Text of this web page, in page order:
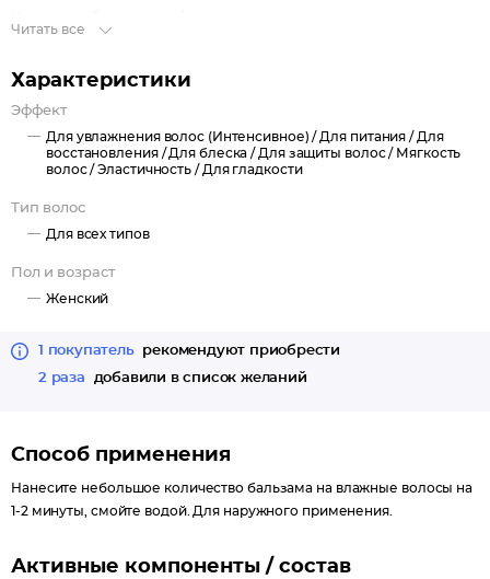
воздействий окружающей среды. Результатом применения
косметики с маслом кокоса является бархатистая, мягкая и
гладкая кожа и блестящие волосы.
повышает выработку коллагена и эластина.
Читать все
Характеристики
Эффект
Для увлажнения волос (Интенсивное) / Для питания / Для
восстановления /Для блеска / Для защиты волос / Мягкость
волос /Эластичность / Для гладкости
Тип волос
Для всех типов
Пол и возраст
Женский
1 покупатель
рекомендуют приобрести
2 раза
добавили в список желаний
Способ применения
Нанесите небольшое количество бальзама на влажные волосы на
1-2 минуты, смойте водой. Для наружного применения.
Активные компоненты / состав